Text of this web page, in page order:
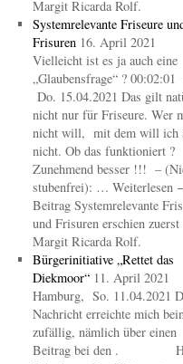
Margit Ricarda Rolf.
Systemrelevante Friseure
Frisuren 16. April 2021
Vielleicht ist es ja auch eine
„Glaubensfrage“ ?
Do. 15.04.2021 Das gilt
nicht nur für Friseure. Wer
nicht will, mit dem will ich
nicht. Ob das funktioniert ?
Zunehmend besser !!! –
stubenfrei): … Weiterlesen
Beitrag Systemrelevante
und Frisuren erschien zuerst
Margit Ricarda Rolf.
Bürgerinitiative „Rettet das
Diekmoor“ 11. April 2021
Hamburg, So. 11.04.2021
Nachricht erreichte mich
zufällig, nämlich über einen
Beitrag bei den .